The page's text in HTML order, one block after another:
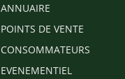
ANNUAIRE
POINTS DE VENTE
CONSOMMATEURS
EVENEMENTIEL